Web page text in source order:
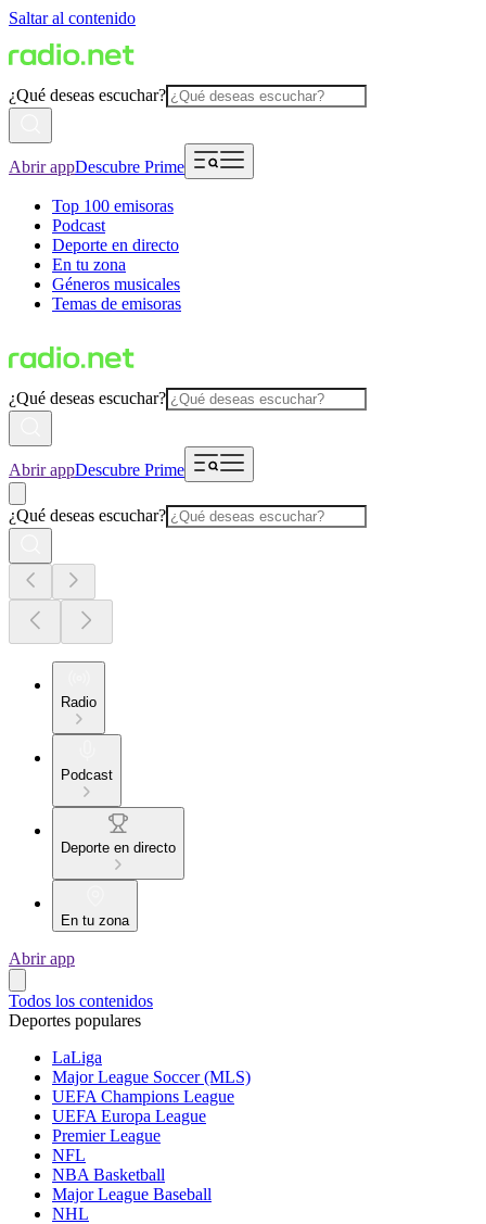
Saltar al contenido
¿Qué deseas escuchar?
Abrir appDescubre Prime
Top 100 emisoras
Podcast
Deporte en directo
En tu zona
Géneros musicales
Temas de emisoras
¿Qué deseas escuchar?
Abrir appDescubre Prime
¿Qué deseas escuchar?
Radio
Podcast
Deporte en directo
En tu zona
Abrir app
Todos los contenidos
Deportes populares
LaLiga
Major League Soccer (MLS)
UEFA Champions League
UEFA Europa League
Premier League
NFL
NBA Basketball
Major League Baseball
NHL